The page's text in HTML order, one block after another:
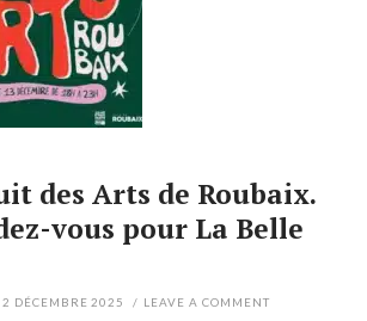
des Arts de Roubaix.
vous pour La Belle
2 DÉCEMBRE 2025 / LEAVE A COMMENT